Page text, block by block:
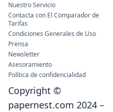
Nuestro Servicio
Contacta con El Comparador de
Tarifas
Condiciones Generales de Uso
Prensa
Newsletter
Asesoramiento
Política de confidencialidad
Copyright ©
papernest.com 2024 –